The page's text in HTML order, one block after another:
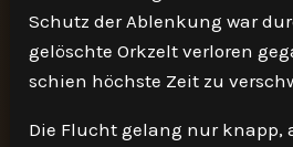
Schutz der Ablenkung war
gelöschte Orkzelt verloren
schien höchste Zeit zu
Die Flucht gelang nur knapp,